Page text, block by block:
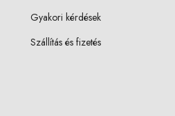
Gyakori kérdések
Szállítás és fizetés